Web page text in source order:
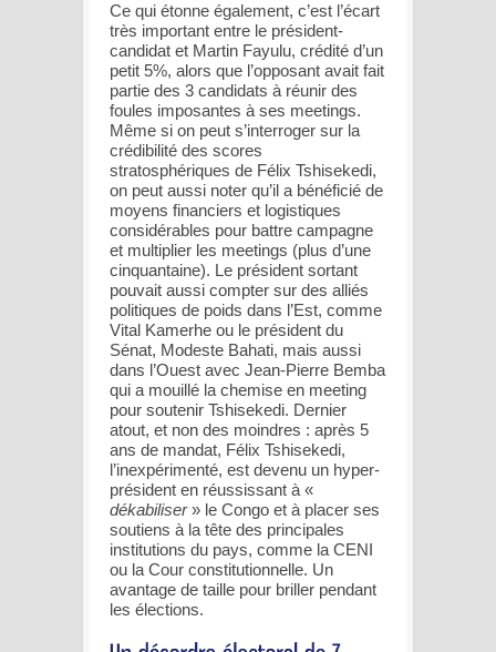
Ce qui étonne également, c’est l’écart
très important entre le président-
candidat et Martin Fayulu, crédité d’un
petit 5%, alors que l’opposant avait fait
partie des 3 candidats à réunir des
foules imposantes à ses meetings.
Même si on peut s’interroger sur la
crédibilité des scores
stratosphériques de Félix Tshisekedi,
on peut aussi noter qu’il a bénéficié de
moyens financiers et logistiques
considérables pour battre campagne
et multiplier les meetings (plus d’une
cinquantaine). Le président sortant
pouvait aussi compter sur des alliés
politiques de poids dans l’Est, comme
Vital Kamerhe ou le président du
Sénat, Modeste Bahati, mais aussi
dans l’Ouest avec Jean-Pierre Bemba
qui a mouillé la chemise en meeting
pour soutenir Tshisekedi. Dernier
atout, et non des moindres : après 5
ans de mandat, Félix Tshisekedi,
l’inexpérimenté, est devenu un hyper-
président en réussissant à «
dékabiliser» le Congo et à placer ses
soutiens à la tête des principales
institutions du pays, comme la CENI
ou la Cour constitutionnelle. Un
avantage de taille pour briller pendant
les élections.